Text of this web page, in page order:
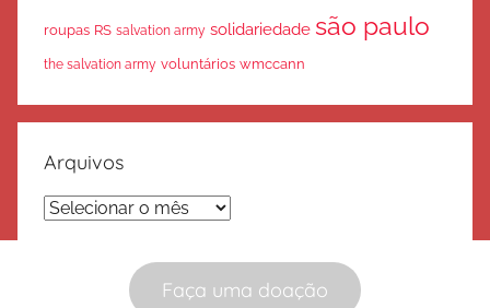
Faça uma doação
roupas RS salvation army solidariedade são paulo
the salvation army voluntários wmccann
Arquivos
Arquivos